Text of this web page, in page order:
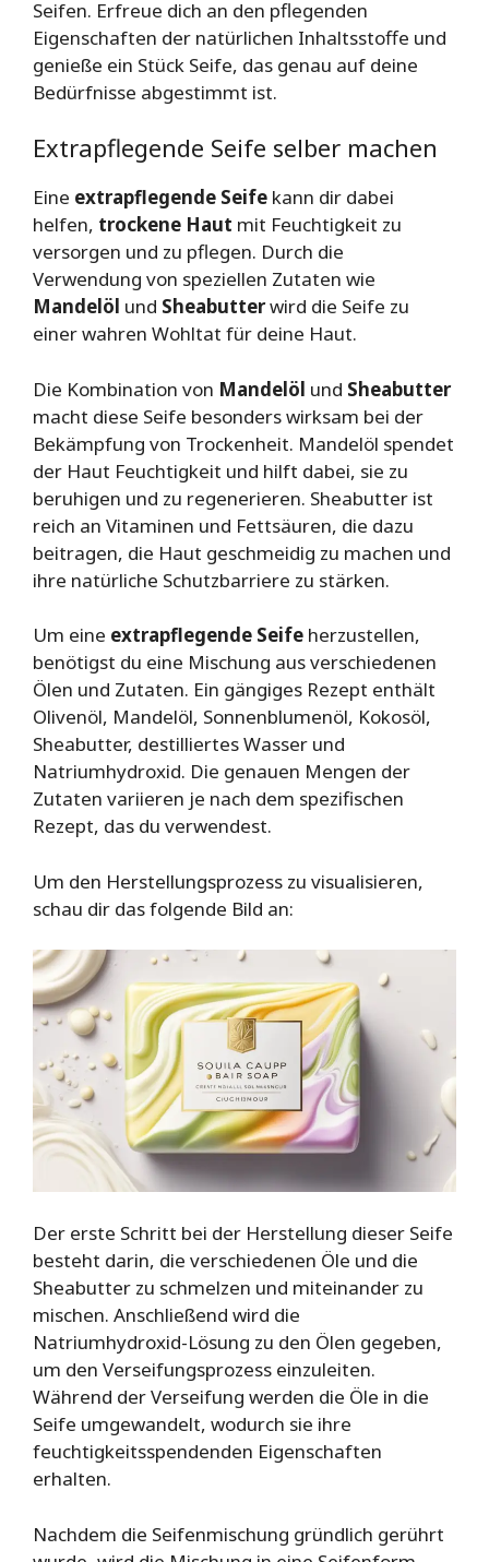
Seifen. Erfreue dich an den pflegenden
Eigenschaften der natürlichen Inhaltsstoffe und
genieße ein Stück Seife, das genau auf deine
Bedürfnisse abgestimmt ist.
Extrapflegende Seife selber machen
Eine extrapflegende Seife kann dir dabei
helfen, trockene Haut mit Feuchtigkeit zu
versorgen und zu pflegen. Durch die
Verwendung von speziellen Zutaten wie
Mandelöl und Sheabutterwird die Seife zu
einer wahren Wohltat für deine Haut.
Die Kombination von Mandelöl und Sheabutter
macht diese Seife besonders wirksam bei der
Bekämpfung von Trockenheit. Mandelöl spendet
der Haut Feuchtigkeit und hilft dabei, sie zu
beruhigen und zu regenerieren. Sheabutter ist
reich an Vitaminen und Fettsäuren, die dazu
beitragen, die Haut geschmeidig zu machen und
ihre natürliche Schutzbarriere zu stärken.
Um eine extrapflegende Seife herzustellen,
benötigst du eine Mischung aus verschiedenen
Ölen und Zutaten. Ein gängiges Rezept enthält
Olivenöl, Mandelöl, Sonnenblumenöl, Kokosöl,
Sheabutter, destilliertes Wasser und
Natriumhydroxid. Die genauen Mengen der
Zutaten variieren je nach dem spezifischen
Rezept, das du verwendest.
Um den Herstellungsprozess zu visualisieren,
schau dir das folgende Bild an:
Der erste Schritt bei der Herstellung dieser Seife
besteht darin, die verschiedenen Öle und die
Sheabutter zu schmelzen und miteinander zu
mischen. Anschließend wird die
Natriumhydroxid-Lösung zu den Ölen gegeben,
um den Verseifungsprozess einzuleiten.
Während der Verseifung werden die Öle in die
Seife umgewandelt, wodurch sie ihre
feuchtigkeitsspendenden Eigenschaften
erhalten.
Nachdem die Seifenmischung gründlich gerührt